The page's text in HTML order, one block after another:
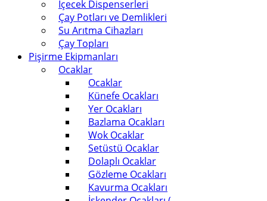
İçecek Dispenserleri
Çay Potları ve Demlikleri
Su Arıtma Cihazları
Çay Topları
Pişirme Ekipmanları
Ocaklar
Ocaklar
Künefe Ocakları
Yer Ocakları
Bazlama Ocakları
Wok Ocaklar
Setüstü Ocaklar
Dolaplı Ocaklar
Gözleme Ocakları
Kavurma Ocakları